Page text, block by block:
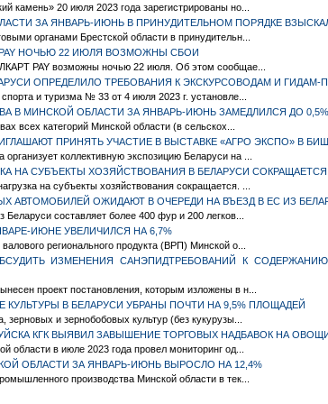
камень» 20 июля 2023 года зарегистрированы но...
ЗА ЯНВАРЬ-ИЮНЬ В ПРИНУДИТЕЛЬНОМ ПОРЯДКЕ
органами Брестской области в принудительн...
НОЧЬЮ 22 ИЮЛЯ ВОЗМОЖНЫ СБОИ
PAY возможны ночью 22 июля. Об этом сообщае...
ОПРЕДЕЛИЛО ТРЕБОВАНИЯ К ЭКСКУРСОВОДАМ И ГИДАМ-
и туризма № 33 от 4 июля 2023 г. установле...
В МИНСКОЙ ОБЛАСТИ ЗА ЯНВАРЬ-ИЮНЬ ЗАМЕДЛИЛСЯ ДО 0,5%
всех категорий Минской области (в сельскох...
ПРИНЯТЬ УЧАСТИЕ В ВЫСТАВКЕ «АГРО ЭКСПО» В
коллективную экспозицию Беларуси на ...
НА СУБЪЕКТЫ ХОЗЯЙСТВОВАНИЯ В БЕЛАРУСИ
на субъекты хозяйствования сокращается. ...
АВТОМОБИЛЕЙ ОЖИДАЮТ В ОЧЕРЕДИ НА ВЪЕЗД В ЕС ИЗ
составляет более 400 фур и 200 легков...
ИЮНЕ УВЕЛИЧИЛСЯ НА 6,7%
регионального продукта (ВРП) Минской о...
ИЗМЕНЕНИЯ САНЭПИДТРЕБОВАНИЙ К
проект постановления, которым изложены в н...
В БЕЛАРУСИ УБРАНЫ ПОЧТИ НА 9,5% ПЛОЩАДЕЙ
и зернобобовых культур (без кукурузы...
КГК ВЫЯВИЛ ЗАВЫШЕНИЕ ТОРГОВЫХ НАДБАВОК НА
области в июле 2023 года провел мониторинг од...
ОБЛАСТИ ЗА ЯНВАРЬ-ИЮНЬ ВЫРОСЛО НА 12,4%
производства Минской области в тек...